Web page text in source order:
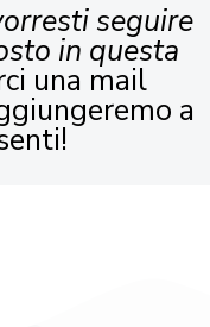
seguire
in questa
una mail
a